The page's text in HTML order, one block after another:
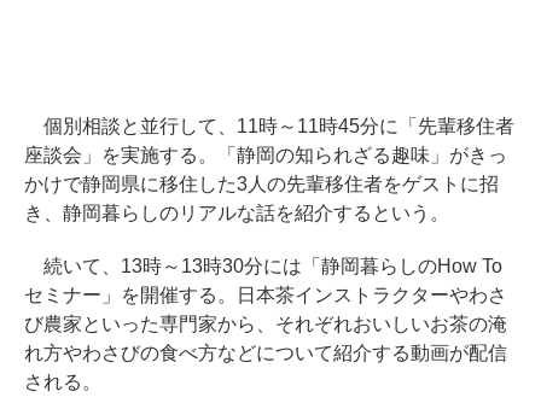
個別相談と並行して、11時～11時45分に「先輩移住者
座談会」を実施する。「静岡の知られざる趣味」がきっ
かけで静岡県に移住した3人の先輩移住者をゲストに招
き、静岡暮らしのリアルな話を紹介するという。
続いて、13時～13時30分には「静岡暮らしのHow To
セミナー」を開催する。日本茶インストラクターやわさ
び農家といった専門家から、それぞれおいしいお茶の淹
れ方やわさびの食べ方などについて紹介する動画が配信
される。